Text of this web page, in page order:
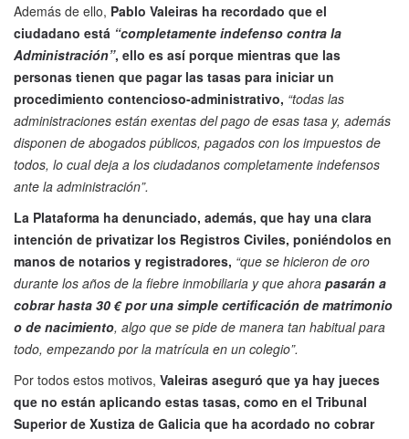
Además de ello, Pablo Valeiras ha recordado que el
ciudadano está “completamente indefenso contra la
Administración”, ello es así porque mientras que las
personas tienen que pagar las tasas para iniciar un
procedimiento contencioso-administrativo, “todas las
administraciones están exentas del pago de esas tasa y, además
disponen de abogados públicos, pagados con los impuestos de
todos, lo cual deja a los ciudadanos completamente indefensos
ante la administración”.
La Plataforma ha denunciado, además, que hay una clara
intención de privatizar los Registros Civiles, poniéndolos en
manos de notarios y registradores, “que se hicieron de oro
durante los años de la fiebre inmobiliaria y que ahora pasarán a
cobrar hasta 30 € por una simple certificación de matrimonio
o de nacimiento, algo que se pide de manera tan habitual para
todo, empezando por la matrícula en un colegio”.
Por todos estos motivos, Valeiras aseguró que ya hay jueces
que no están aplicando estas tasas, como en el Tribunal
Superior de Xustiza de Galicia que ha acordado no cobrar